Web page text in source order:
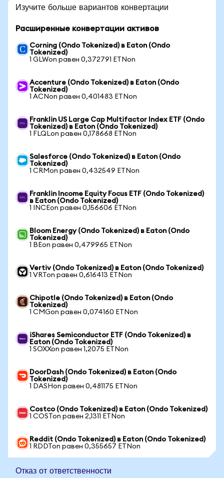
Изучите больше вариантов конвертации
Расширенные конвертации активов
Corning (Ondo Tokenized) в Eaton (Ondo
Tokenized)
1 GLWon равен 0,372791 ETNon
Accenture (Ondo Tokenized) в Eaton (Ondo
Tokenized)
1 ACNon равен 0,401483 ETNon
Franklin US Large Cap Multifactor Index ETF (Ondo
Tokenized) в Eaton (Ondo Tokenized)
1 FLQLon равен 0,178668 ETNon
Salesforce (Ondo Tokenized) в Eaton (Ondo
Tokenized)
1 CRMon равен 0,432549 ETNon
Franklin Income Equity Focus ETF (Ondo Tokenized)
в Eaton (Ondo Tokenized)
1 INCEon равен 0,156606 ETNon
Bloom Energy (Ondo Tokenized) в Eaton (Ondo
Tokenized)
1 BEon равен 0,479965 ETNon
Vertiv (Ondo Tokenized) в Eaton (Ondo Tokenized)
1 VRTon равен 0,616413 ETNon
Chipotle (Ondo Tokenized) в Eaton (Ondo
Tokenized)
1 CMGon равен 0,074160 ETNon
iShares Semiconductor ETF (Ondo Tokenized) в
Eaton (Ondo Tokenized)
1 SOXXon равен 1,2075 ETNon
DoorDash (Ondo Tokenized) в Eaton (Ondo
Tokenized)
1 DASHon равен 0,481175 ETNon
Costco (Ondo Tokenized) в Eaton (Ondo Tokenized)
1 COSTon равен 2,1311 ETNon
Reddit (Ondo Tokenized) в Eaton (Ondo Tokenized)
1 RDDTon равен 0,355657 ETNon
Отказ от ответственности